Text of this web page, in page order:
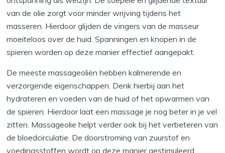
van de olie zorgt voor minder wrijving tijdens het
masseren. Hierdoor glijden de vingers van de masseur
moeiteloos over de huid. Spanningen en knopen in de
spieren worden op deze manier effectief aangepakt.
De meeste massageoliën hebben kalmerende en
verzorgende eigenschappen. Denk hierbij aan het
hydrateren en voeden van de huid of het opwarmen van
de spieren. Hierdoor laat een massage je nog beter in je vel
zitten. Massageolie helpt verder ook bij het verbeteren van
de bloedcirculatie. De doorstroming van zuurstof en
voedingsstoffen wordt op deze manier gestimuleerd.